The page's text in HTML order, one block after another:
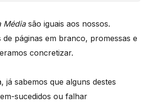
Médiasão iguais aos nossos.
de páginas em branco, promessas e
concretizar.
já sabemos que alguns destes
sucedidos ou falhar